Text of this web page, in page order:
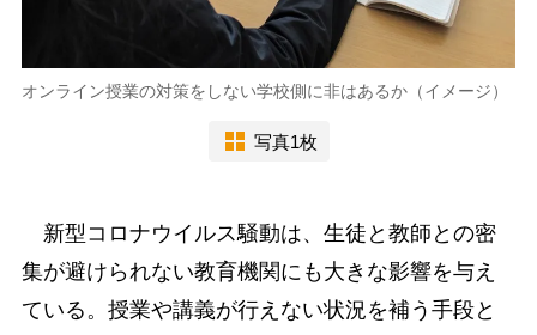
オンライン授業の対策をしない学校側に非はあるか（イメージ）
写真1枚
新型コロナウイルス騒動は、生徒と教師との密
集が避けられない教育機関にも大きな影響を与え
ている。授業や講義が行えない状況を補う手段と